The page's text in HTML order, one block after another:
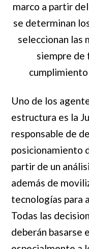
marco a partir
se determinan
seleccionan las
siempre de
Uno de los
estructura es la
responsable de
posicionamiento
partir de un
además de
tecnologías para
Todas las
deberán basarse